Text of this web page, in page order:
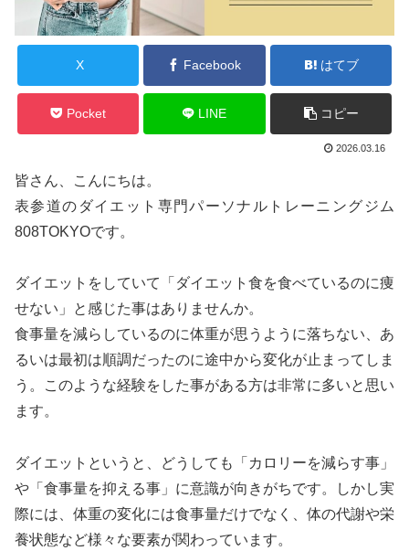
X Facebook はてブ
Pocket LINE コピー
2026.03.16
皆さん、こんにちは。
表参道のダイエット専門パーソナルトレーニングジム
808TOKYOです。
ダイエットをしていて「ダイエット食を食べているのに痩
せない」と感じた事はありませんか。
食事量を減らしているのに体重が思うように落ちない、あ
るいは最初は順調だったのに途中から変化が止まってしま
う。このような経験をした事がある方は非常に多いと思い
ます。
ダイエットというと、どうしても「カロリーを減らす事」
や「食事量を抑える事」に意識が向きがちです。しかし実
際には、体重の変化には食事量だけでなく、体の代謝や栄
養状態など様々な要素が関わっています。